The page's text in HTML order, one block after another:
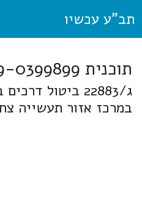
תב"ע עכשיו
תוכנית 259-0399899 אצבע הגליל
ג/22883 ביטול
במרכז אזור תעשייה